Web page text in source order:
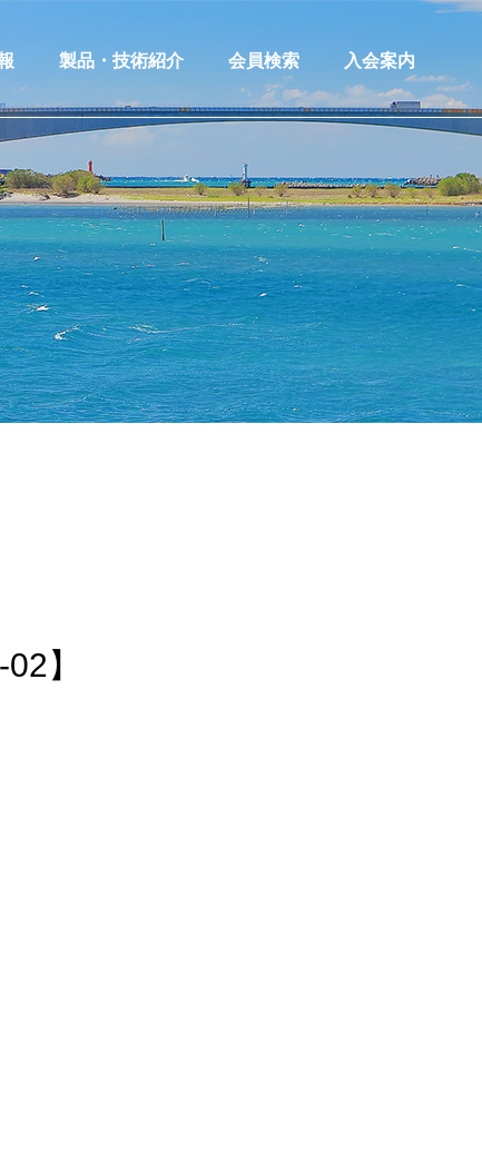
登録
への応募
製品・技術紹介
製品・技術等紹介
製品技術情報登録
会員検索 入会案内
】
さい。